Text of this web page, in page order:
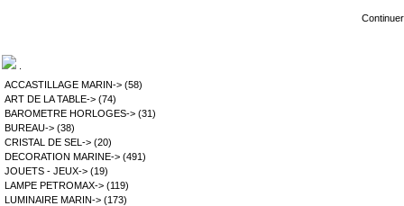
Continuer
ACCASTILLAGE MARIN-> (58)
ART DE LA TABLE-> (74)
BAROMETRE HORLOGES-> (31)
BUREAU-> (38)
CRISTAL DE SEL-> (20)
DECORATION MARINE-> (491)
JOUETS - JEUX-> (19)
LAMPE PETROMAX-> (119)
LUMINAIRE MARIN-> (173)